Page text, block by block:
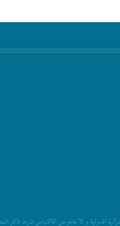
الدولیة و لا مانع من الاقتباس شرط ذکر